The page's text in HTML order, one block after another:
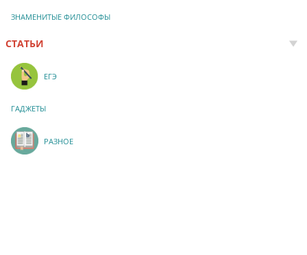
ЗНАМЕНИТЫЕ ФИЛОСОФЫ
СТАТЬИ
ЕГЭ
ГАДЖЕТЫ
РАЗНОЕ